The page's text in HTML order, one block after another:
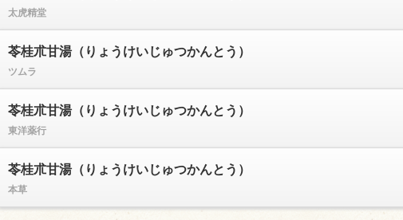
ユーザーサポート
利用規約
プライバシーポリシー
お問い合わせ
特定商取引法に基づく表記
運営会社について
退会について
太虎精堂
苓桂朮甘湯（りょうけいじゅつかんとう）
ツムラ
苓桂朮甘湯（りょうけいじゅつかんとう）
東洋薬行
苓桂朮甘湯（りょうけいじゅつかんとう）
本草